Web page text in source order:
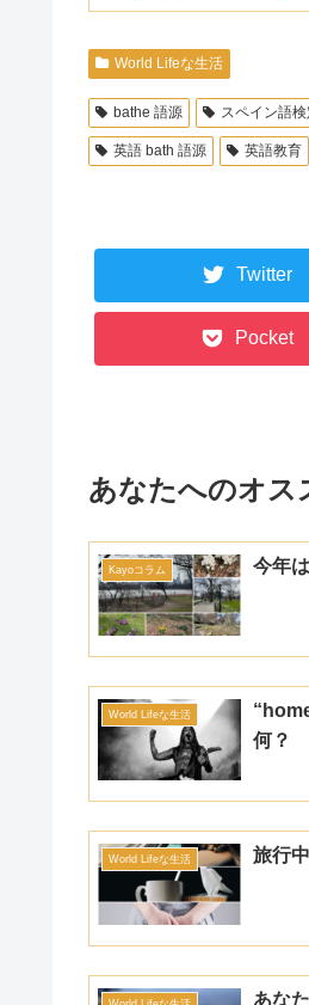
World Lifeな生活
bathe 語源 スペイン語
英語 bath 語源 英語教育
Twitter
Pocket
あなたへのオス
Kayoコラム 今年
World Lifeな生活
何？
World Lifeな生活 旅行
あな